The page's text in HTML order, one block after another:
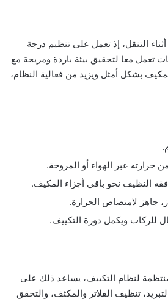
التنقل، إذ تعمل على تنظيم درجة
تعمل معا لتحقيق بيئة باردة ومريحة مع
بشكل أمثل ويزيد من فعالية النظام،
عبر الهواء أو المروحة.
النظيف نحو باقي أجزاء المكيف.
جاهز لامتصاص الحرارة.
للركاب ويكمل دورة التكييف.
لنظام التكييف، يساعد ذلك على
تنظيف الفلاتر والمكثف، والتحقق